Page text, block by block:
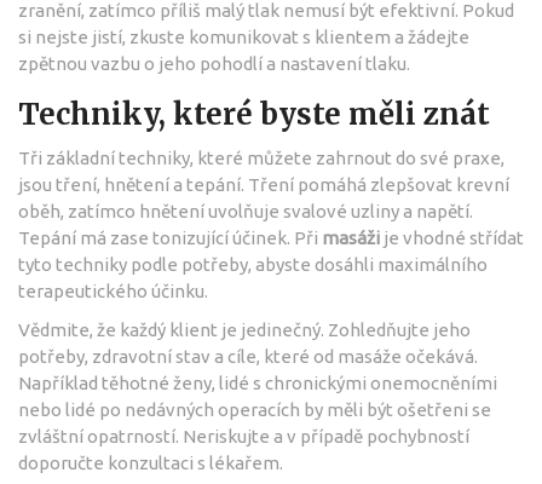
zranění, zatímco příliš malý tlak nemusí být efektivní. Pokud
si nejste jistí, zkuste komunikovat s klientem a žádejte
zpětnou vazbu o jeho pohodlí a nastavení tlaku.
Techniky, které byste měli znát
Tři základní techniky, které můžete zahrnout do své praxe,
jsou tření, hnětení a tepání. Tření pomáhá zlepšovat krevní
oběh, zatímco hnětení uvolňuje svalové uzliny a napětí.
Tepání má zase tonizující účinek. Při masáži je vhodné střídat
tyto techniky podle potřeby, abyste dosáhli maximálního
terapeutického účinku.
Vědmite, že každý klient je jedinečný. Zohledňujte jeho
potřeby, zdravotní stav a cíle, které od masáže očekává.
Například těhotné ženy, lidé s chronickými onemocněními
nebo lidé po nedávných operacích by měli být ošetřeni se
zvláštní opatrností. Neriskujte a v případě pochybností
doporučte konzultaci s lékařem.